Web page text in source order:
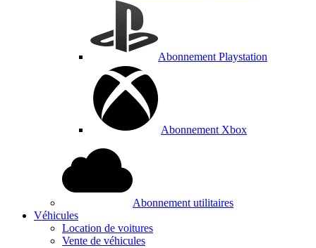
Abonnement Playstation
Abonnement Xbox
Abonnement utilitaires
Véhicules
Location de voitures
Vente de véhicules